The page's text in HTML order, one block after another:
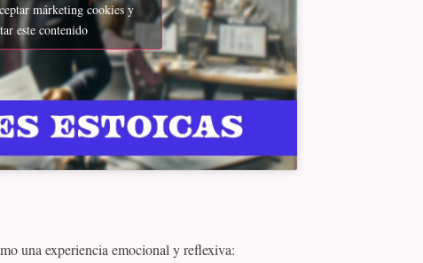
márketing cookies y
este contenido
una experiencia emocional y reflexiva: